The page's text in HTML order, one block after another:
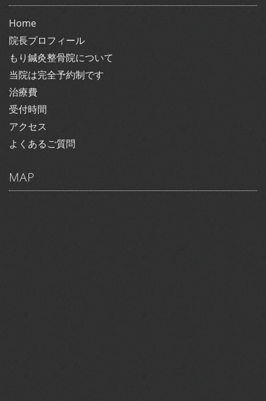
Home
院長プロフィール
もり鍼灸整骨院について
当院は完全予約制です
治療費
受付時間
アクセス
よくあるご質問
MAP